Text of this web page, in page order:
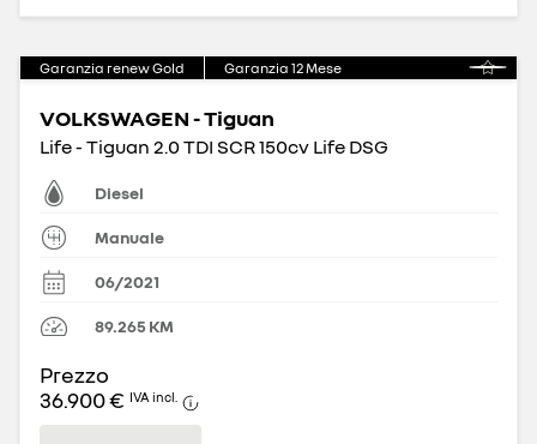
Garanzia renew Gold Garanzia 12Mese
VOLKSWAGEN - Tiguan
Life - Tiguan 2.0 TDI SCR 150cv Life DSG
Diesel
Manuale
06/2021
89.265 KM
Prezzo
36.900 € IVA incl.